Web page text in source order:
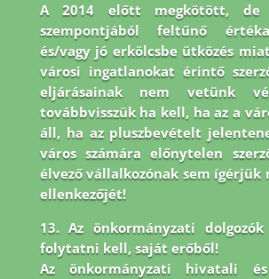
A 2014 előtt megkötött, de
szempontjából feltűnő
és/vagy jó erkölcsbe ütközés
városi ingatlanokat érintő
eljárásainak nem vetünk
továbbvisszük ha kell, ha az a
áll, ha az pluszbevételt
város számára előnytelen
élvező vállalkozónak sem ígérjük
ellenkezőjét!
13. Az önkormányzati
folytatni kell, saját erőből!
Az önkormányzati hivatali